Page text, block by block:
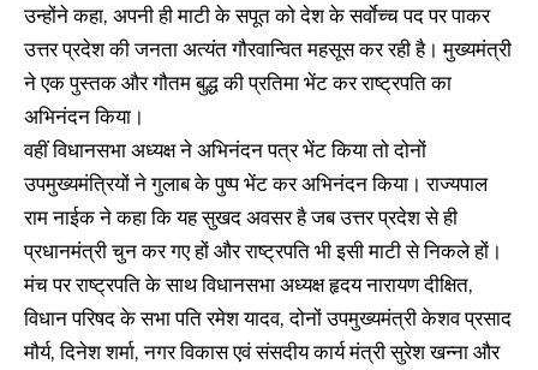
उन्होंने कहा, अपनी ही माटी के सपूत को देश के सर्वाेच्च पद पर पाकर
उत्तर प्रदेश की जनता अत्यंत गौरवान्वित महसूस कर रही है। मुख्यमंत्री
ने एक पुस्तक और गौतम बुद्ध की प्रतिमा भेंट कर राष्ट्रपति का
अभिनंदन किया।
वहीं विधानसभा अध्यक्ष ने अभिनंदन पत्र भेंट किया तो दोनों
उपमुख्यमंत्रियों ने गुलाब के पुष्प भेंट कर अभिनंदन किया। राज्यपाल
राम नाईक ने कहा कि यह सुखद अवसर है जब उत्तर प्रदेश से ही
प्रधानमंत्री चुन कर गए हों और राष्ट्रपति भी इसी माटी से निकले हों।
मंच पर राष्ट्रपति के साथ विधानसभा अध्यक्ष हृदय नारायण दीक्षित,
विधान परिषद के सभा पति रमेश यादव, दोनों उपमुख्यमंत्री केशव प्रसाद
मौर्य, दिनेश शर्मा, नगर विकास एवं संसदीय कार्य मंत्री सुरेश खन्ना और